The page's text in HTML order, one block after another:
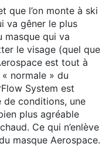
que l’on monte à ski
va gêner le plus
masque qui va
le visage (quel que
est tout à
normale » du
System est
de conditions, une
plus agréable
Ce qui n’enlève
masque Aerospace.